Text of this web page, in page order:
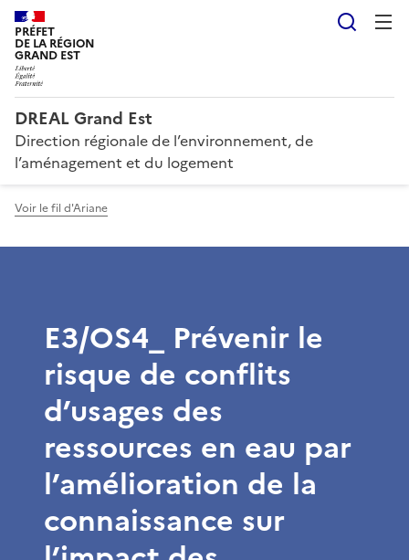
PRÉFET
DE LA RÉGION
GRAND EST
DREAL Grand Est
Direction régionale de l’environnement, de
l’aménagement et du logement
Voir le fil d'Ariane
E3/OS4_ Prévenir le
risque de conflits
d’usages des
ressources en eau par
l’amélioration de la
connaissance sur